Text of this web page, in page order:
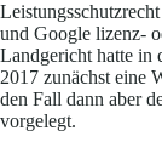
und Google lizenz-
Landgericht hatte in
2017 zunächst eine
den Fall dann aber
vorgelegt.